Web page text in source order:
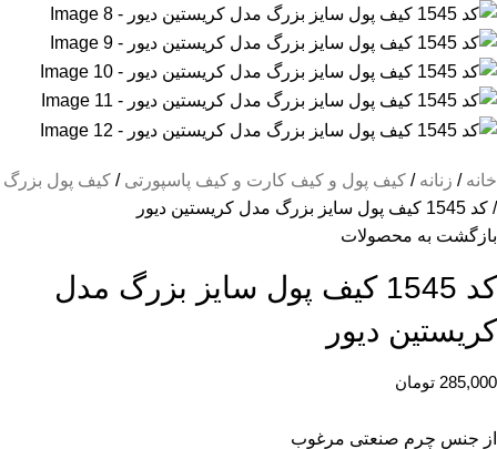
خانه زنانه کیف پول و کیف کارت و کیف پاسپورتی کیف پول بزرگ
کد 1545 کیف پول سایز بزرگ مدل کریستین دیور
بازگشت به محصولات
کد 1545 کیف پول سایز بزرگ مدل
کریستین دیور
285,000 تومان
از جنس چرم صنعتی مرغوب